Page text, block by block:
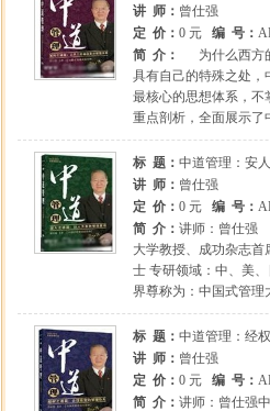
讲 师： 曾仕强
定 价： 0 元 编 号：
简 介：
为什么西方
具有自己的特殊之处
最核心的思想体系，不
重点剖析，全面展示了
标 题： 中道管理：安
讲 师： 曾仕强
定 价： 0 元 编 号：
简 介： 讲师：曾仕强
大学教授、成功杂志
士 专研领域：中、美
界尊称为：中国式管理
标 题： 中道管理：经
讲 师： 曾仕强
定 价： 0 元 编 号：
简 介： 讲师：曾仕强